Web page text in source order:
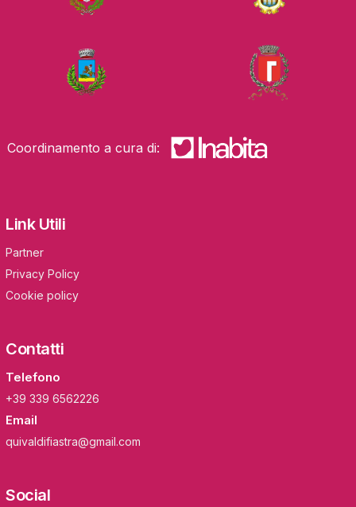
Coordinamento a cura di:
Link Utili
Partner
Privacy Policy
Cookie policy
Contatti
Telefono
+39 339 6562226
Email
quivaldifiastra@gmail.com
Social